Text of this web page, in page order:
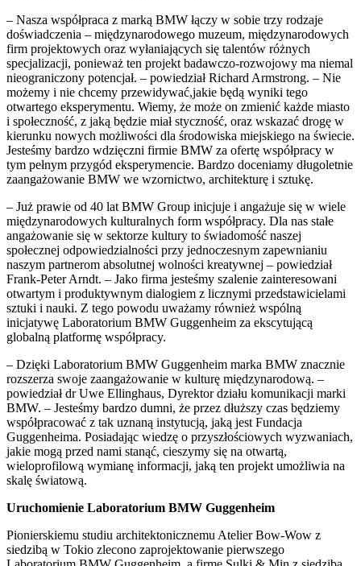
– Nasza współpraca z marką BMW łączy w sobie trzy rodzaje
doświadczenia – międzynarodowego muzeum, międzynarodowych
firm projektowych oraz wyłaniających się talentów różnych
specjalizacji, ponieważ ten projekt badawczo-rozwojowy ma niemal
nieograniczony potencjał. – powiedział Richard Armstrong. – Nie
możemy i nie chcemy przewidywać,jakie będą wyniki tego
otwartego eksperymentu. Wiemy, że może on zmienić każde miasto
i społeczność, z jaką będzie miał styczność, oraz wskazać drogę w
kierunku nowych możliwości dla środowiska miejskiego na świecie.
Jesteśmy bardzo wdzięczni firmie BMW za ofertę współpracy w
tym pełnym przygód eksperymencie. Bardzo doceniamy długoletnie
zaangażowanie BMW we wzornictwo, architekturę i sztukę.
– Już prawie od 40 lat BMW Group inicjuje i angażuje się w wiele
międzynarodowych kulturalnych form współpracy. Dla nas stałe
angażowanie się w sektorze kultury to świadomość naszej
społecznej odpowiedzialności przy jednoczesnym zapewnianiu
naszym partnerom absolutnej wolności kreatywnej – powiedział
Frank-Peter Arndt. – Jako firma jesteśmy szalenie zainteresowani
otwartym i produktywnym dialogiem z licznymi przedstawicielami
sztuki i nauki. Z tego powodu uważamy również wspólną
inicjatywę Laboratorium BMW Guggenheim za ekscytującą
globalną platformę współpracy.
– Dzięki Laboratorium BMW Guggenheim marka BMW znacznie
rozszerza swoje zaangażowanie w kulturę międzynarodową. –
powiedział dr Uwe Ellinghaus, Dyrektor działu komunikacji marki
BMW. – Jesteśmy bardzo dumni, że przez dłuższy czas będziemy
współpracować z tak uznaną instytucją, jaką jest Fundacja
Guggenheima. Posiadając wiedzę o przyszłościowych wyzwaniach,
jakie mogą przed nami stanąć, cieszymy się na otwartą,
wieloprofilową wymianę informacji, jaką ten projekt umożliwia na
skalę światową.
Uruchomienie Laboratorium BMW Guggenheim
Pionierskiemu studiu architektonicznemu Atelier Bow-Wow z
siedzibą w Tokio zlecono zaprojektowanie pierwszego